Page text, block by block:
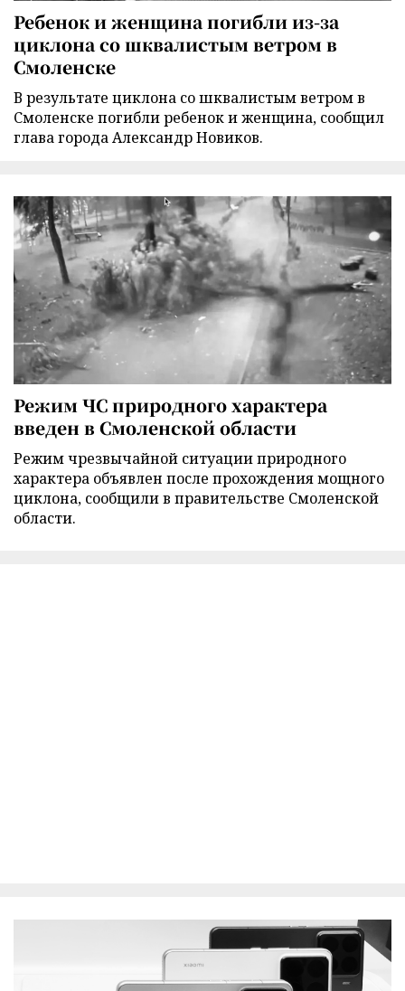
Ребенок и женщина погибли из-за
циклона со шквалистым ветром в
Смоленске
В результате циклона со шквалистым ветром в
Смоленске погибли ребенок и женщина, сообщил
глава города Александр Новиков.
Режим ЧС природного характера
введен в Смоленской области
Режим чрезвычайной ситуации природного
характера объявлен после прохождения мощного
циклона, сообщили в правительстве Смоленской
области.